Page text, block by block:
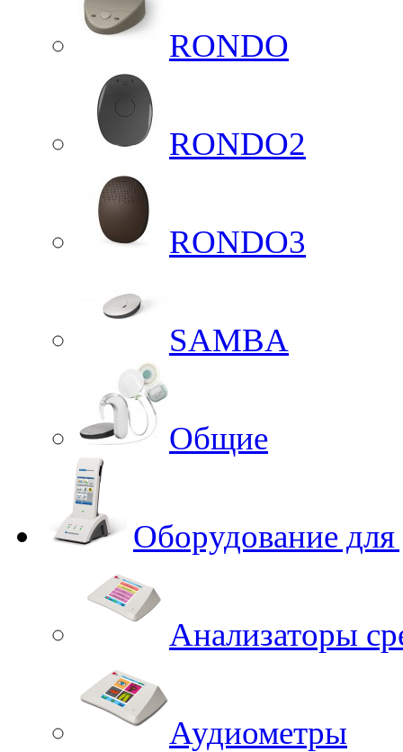
RONDO
RONDO2
RONDO3
SAMBA
Общие
Оборудование
Анализаторы
Аудиометры